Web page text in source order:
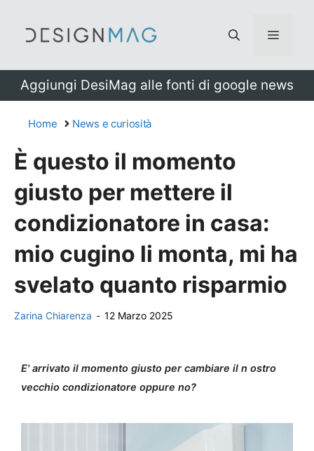
Menu
Aggiungi DesiMag alle fonti di google news
Home News e curiosità
È questo il momento
giusto per mettere il
condizionatore in casa:
mio cugino li monta, mi ha
svelato quanto risparmio
Zarina Chiarenza - 12 Marzo 2025
E' arrivato il momento giusto per cambiare il n ostro
vecchio condizionatore oppure no?